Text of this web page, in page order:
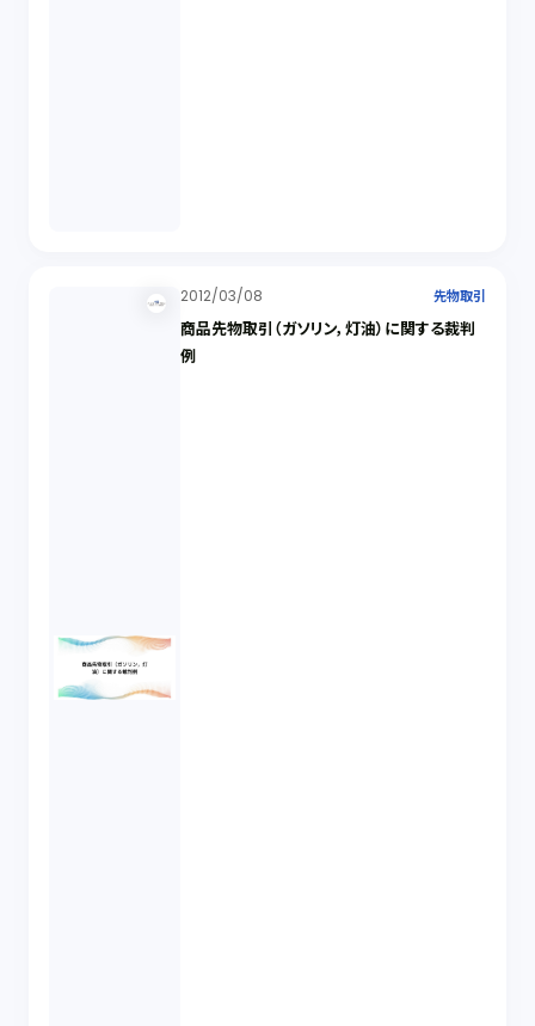
2012/03/08 先物取引
商品先物取引（ガソリン，灯油）に関する裁判
例